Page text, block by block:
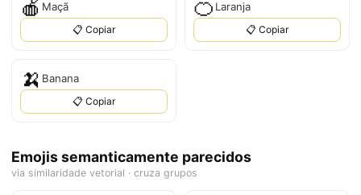
🍎 Maçã
📋 Copiar
🍊 Laranja
📋 Copiar
🍌 Banana
📋 Copiar
Emojis semanticamente parecidos
via similaridade vetorial · cruza grupos